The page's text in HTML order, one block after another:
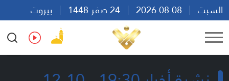
السبت
بيروت
20:44
Ar En Fr Es